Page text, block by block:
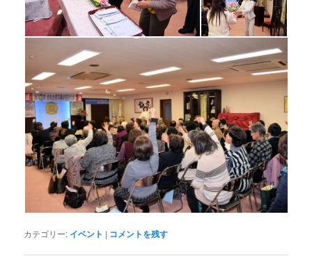
カテゴリー: イベント | コメントを残す